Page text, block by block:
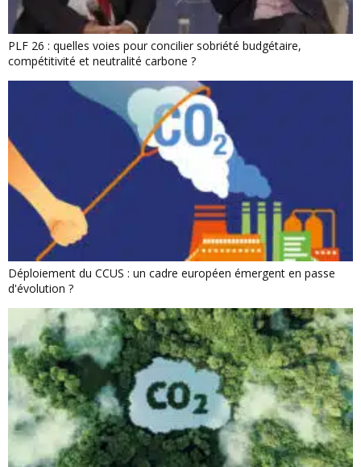
PLF 26 : quelles voies pour concilier sobriété budgétaire,
compétitivité et neutralité carbone ?
Déploiement du CCUS : un cadre européen émergent en passe
d'évolution ?